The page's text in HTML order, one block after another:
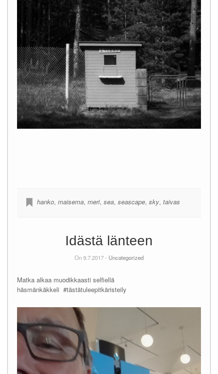
hanko, maisema, meri, sea, seascape, sky, taivas
Idästä länteen
On 9.7.2017 - Uncategorized
Matka alkaa muodikkaasti selfiellä
häsmänkäkkeli #tästätuleepitkäristeily